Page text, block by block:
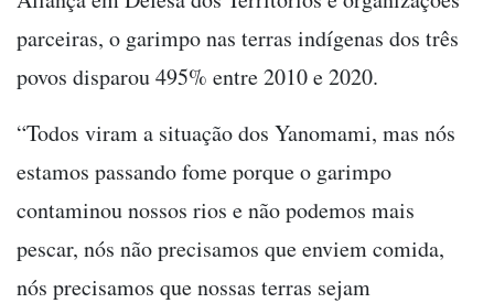
parceiras, o garimpo nas terras indígenas dos três
povos disparou 495% entre 2010 e 2020.
“Todos viram a situação dos Yanomami, mas nós
estamos passando fome porque o garimpo
contaminou nossos rios e não podemos mais
pescar, nós não precisamos que enviem comida,
nós precisamos que nossas terras sejam